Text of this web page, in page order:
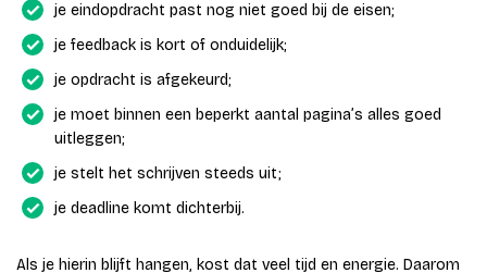
je eindopdracht past nog niet goed bij de eisen;
je feedback is kort of onduidelijk;
je opdracht is afgekeurd;
je moet binnen een beperkt aantal pagina’s alles goed
uitleggen;
je stelt het schrijven steeds uit;
je deadline komt dichterbij.
Als je hierin blijft hangen, kost dat veel tijd en energie. Daarom